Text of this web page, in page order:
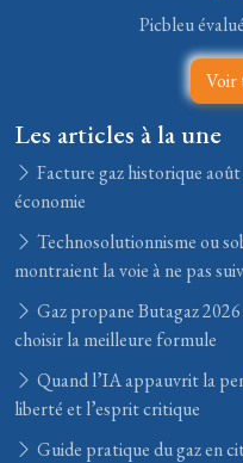
Picbleu
Voir
Les articles à la une
Facture gaz historique
économie
Technosolutionnisme ou
montraient la voie à ne pas
Gaz propane Butagaz
choisir la meilleure formule
Quand l’IA appauvrit la
liberté et l’esprit critique
Guide pratique du gaz en